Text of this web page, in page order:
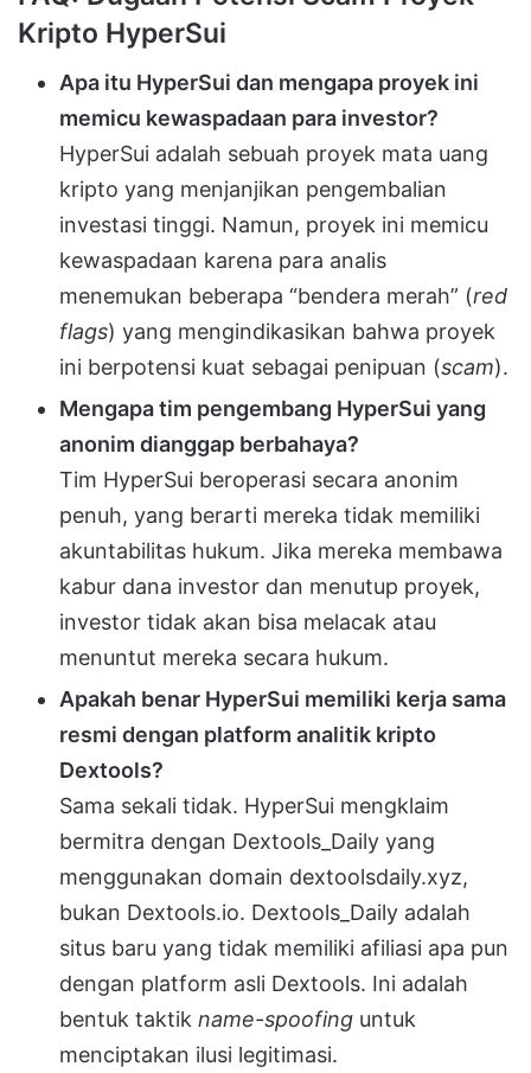
Kripto HyperSui
Apa itu HyperSui dan mengapa proyek ini
memicu kewaspadaan para investor?
HyperSui adalah sebuah proyek mata uang
kripto yang menjanjikan pengembalian
investasi tinggi. Namun, proyek ini memicu
kewaspadaan karena para analis
menemukan beberapa “bendera merah” (red
flags) yang mengindikasikan bahwa proyek
ini berpotensi kuat sebagai penipuan (scam).
Mengapa tim pengembang HyperSui yang
anonim dianggap berbahaya?
Tim HyperSui beroperasi secara anonim
penuh, yang berarti mereka tidak memiliki
akuntabilitas hukum. Jika mereka membawa
kabur dana investor dan menutup proyek,
investor tidak akan bisa melacak atau
menuntut mereka secara hukum.
Apakah benar HyperSui memiliki kerja sama
resmi dengan platform analitik kripto
Dextools?
Sama sekali tidak. HyperSui mengklaim
bermitra dengan Dextools_Daily yang
menggunakan domain dextoolsdaily.xyz,
bukan Dextools.io. Dextools_Daily adalah
situs baru yang tidak memiliki afiliasi apa pun
dengan platform asli Dextools. Ini adalah
bentuk taktik name-spoofing untuk
menciptakan ilusi legitimasi.